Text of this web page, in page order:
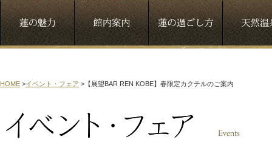
HOME >イベント・フェア > 【展望BAR REN KOBE】春限定カクテルのご案内